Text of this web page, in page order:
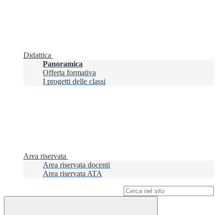
Didattica
Panoramica
Offerta formativa
I progetti delle classi
Area riservata
Area riservata docenti
Area riservata ATA